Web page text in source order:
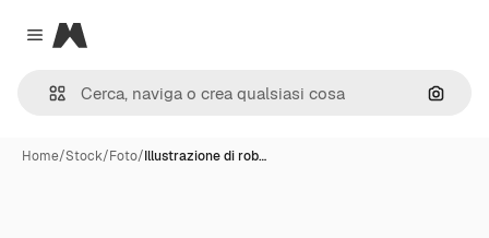
Close menu
Magnific
Cerca
Home/Stock/Foto/Illustrazione di rob…